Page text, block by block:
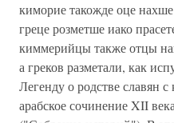
киморие такожде оце
греце розметше иако
киммерийцы также отцы
а греков разметали, как
Легенду о родстве славян
арабское сочинение XII